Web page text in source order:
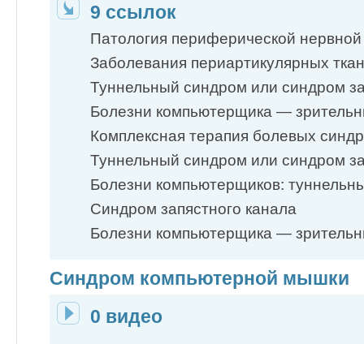
9 ссылок
Патология периферической
Заболевания периартикулярных
Туннельный синдром или синдром
Болезни компьютерщика —
Комплексная терапия болевых
Туннельный синдром или синдром
Болезни компьютерщиков:
Синдром запястного канала
Болезни компьютерщика —
Синдром компьютерной мышки
0 видео